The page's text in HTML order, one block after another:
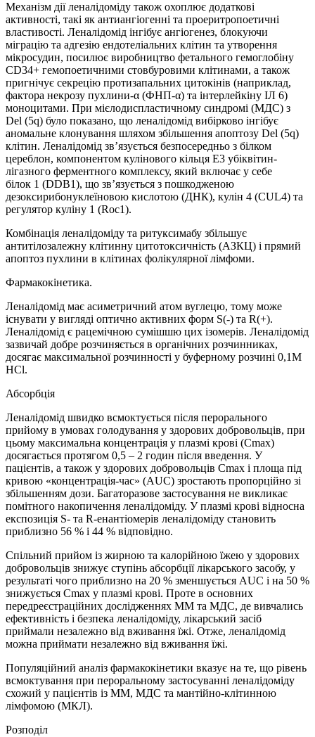
Механізм дії леналідоміду також охоплює додаткові
активності, такі як антиангіогенні та проеритропоетичні
властивості. Леналідомід інгібує ангіогенез, блокуючи
міграцію та адгезію ендотеліальних клітин та утворення
мікросудин, посилює виробництво фетального гемоглобіну
CD34+ гемопоетичними стовбуровими клітинами, а також
пригнічує секрецію протизапальних цитокінів (наприклад,
фактора некрозу пухлини-α (ФНП-α) та інтерлейкіну ІЛ 6)
моноцитами. При мієлодиспластичному синдромі (МДС) з
Del (5q) було показано, що леналідомід вибірково інгібує
аномальне клонування шляхом збільшення апоптозу Del (5q)
клітин. Леналідомід зв’язується безпосередньо з білком
цереблон, компонентом кулінового кільця E3 убіквітин-
лігазного ферментного комплексу, який включає у себе
білок 1 (DDB1), що зв’язується з пошкодженою
дезоксирибонуклеїновою кислотою (ДНК), кулін 4 (CUL4) та
регулятор куліну 1 (Roc1).
Комбінація леналідоміду та ритуксимабу збільшує
антитілозалежну клітинну цитотоксичність (АЗКЦ) і прямий
апоптоз пухлини в клітинах фолікулярної лімфоми.
Фармакокінетика.
Леналідомід має асиметричний атом вуглецю, тому може
існувати у вигляді оптично активних форм S(-) та R(+).
Леналідомід є рацемічною сумішшю цих ізомерів. Леналідомід
зазвичай добре розчиняється в органічних розчинниках,
досягає максимальної розчинності у буферному розчині 0,1М
HCl.
Абсорбція
Леналідомід швидко всмоктується після перорального
прийому в умовах голодування у здорових добровольців, при
цьому максимальна концентрація у плазмі крові (Сmax)
досягається протягом 0,5 – 2 годин після введення. У
пацієнтів, а також у здорових добровольців Сmax і площа під
кривою «концентрація-час» (AUC) зростають пропорційно зі
збільшенням дози. Багаторазове застосування не викликає
помітного накопичення леналідоміду. У плазмі крові відносна
експозиція S- та R-енантіомерів леналідоміду становить
приблизно 56 % і 44 % відповідно.
Спільний прийом із жирною та калорійною їжею у здорових
добровольців знижує ступінь абсорбції лікарського засобу, у
результаті чого приблизно на 20 % зменшується AUC і на 50 %
знижується Cmax у плазмі крові. Проте в основних
передреєстраційних дослідженнях ММ та МДС, де вивчались
ефективність і безпека леналідоміду, лікарський засіб
приймали незалежно від вживання їжі. Отже, леналідомід
можна приймати незалежно від вживання їжі.
Популяційний аналіз фармакокінетики вказує на те, що рівень
всмоктування при пероральному застосуванні леналідоміду
схожий у пацієнтів із ММ, МДС та мантійно-клітинною
лімфомою (МКЛ).
Розподіл